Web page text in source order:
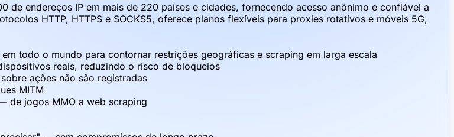
endereços IP em mais de 220 países e cidades, fornecendo acesso anônimo e confiável a
HTTP, HTTPS e SOCKS5, oferece planos flexíveis para proxies rotativos e móveis 5G,
todo o mundo para contornar restrições geográficas e scraping em larga escala
reais, reduzindo o risco de bloqueios
ações não são registradas
MITM
de jogos MMO a web scraping